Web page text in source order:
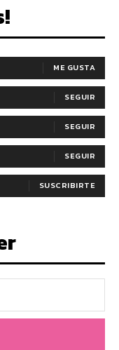
ME GUSTA
SEGUIR
SEGUIR
SEGUIR
SUSCRIBIRTE